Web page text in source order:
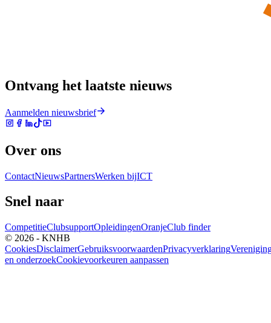
Ontvang het laatste nieuws
Aanmelden nieuwsbrief
Over ons
ContactNieuwsPartnersWerken bijICT
Snel naar
CompetitieClubsupportOpleidingenOranjeClub finder
© 2026 - KNHB
CookiesDisclaimerGebruiksvoorwaardenPrivacyverklaring
en onderzoekCookievoorkeuren aanpassen